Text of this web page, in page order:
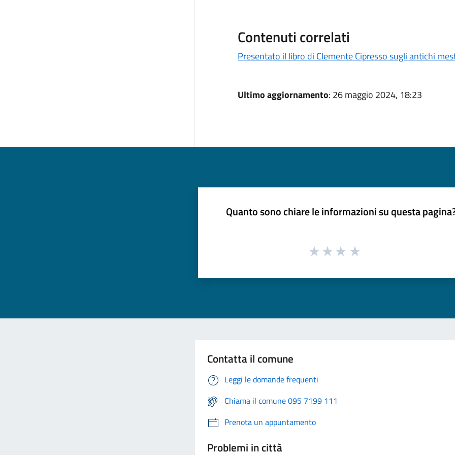
Contenuti correlati
Presentato il libro di Clemente Cipresso sugli antichi
Ultimo aggiornamento: 26 maggio 2024, 18:23
Quanto sono chiare le informazioni su questa
Contatta il comune
Leggi le domande frequenti
Chiama il comune 095 7199 111
Prenota un appuntamento
Problemi in città